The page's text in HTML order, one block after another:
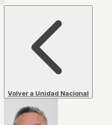
Volver a Unidad Nacional